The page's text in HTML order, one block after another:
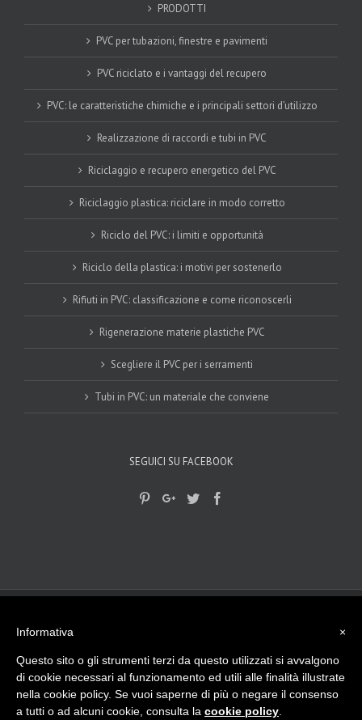
PRODOTTI
PVC per tubazioni, finestre e pavimenti
PVC riciclato e i vantaggi del recupero
PVC: le caratteristiche chimiche e i principali settori d’utilizzo
Realizzazione di raccordi e tubi in PVC
Riciclaggio e recupero energetico del PVC
Riciclaggio plastica: riciclare in modo corretto
Riciclo del PVC: i limiti e opportunità
Riciclo della plastica: i motivi per sostenerlo
Rifiuti in PVC: classificazione e come riconoscerli
Rigenerazione materie plastiche PVC
Scegliere il PVC per i serramenti
Tubi in PVC: un materiale che conviene
SEGUICI SU FACEBOOK
info@gplast.ro.it
più di 40 anni nella lavorazione di materie plastiche, sia in Italia che
all’Estero.
Made with
byngsrl.com
PinterestGoogle+TwitterFacebook
×
Informativa
Questo sito o gli strumenti terzi da questo utilizzati si avvalgono
di cookie necessari al funzionamento ed utili alle finalità illustrate
nella cookie policy. Se vuoi saperne di più o negare il consenso
a tutti o ad alcuni cookie, consulta la cookie policy